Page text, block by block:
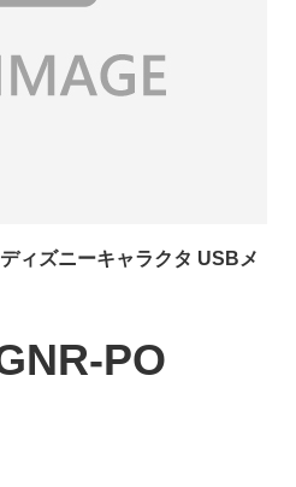
ィズニーキャラクタ USBメ
PO